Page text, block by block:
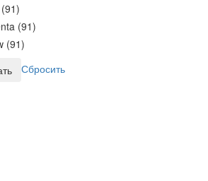
91)
(91)
(91)
Сбросить